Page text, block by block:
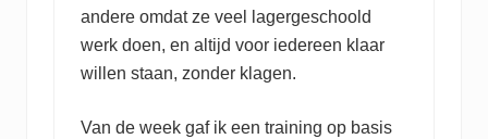
andere omdat ze veel lagergeschoold
werk doen, en altijd voor iedereen klaar
willen staan, zonder klagen.
Van de week gaf ik een training op basis